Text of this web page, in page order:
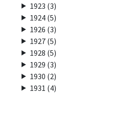
1923 (3)
1924 (5)
1926 (3)
1927 (5)
1928 (5)
1929 (3)
1930 (2)
1931 (4)